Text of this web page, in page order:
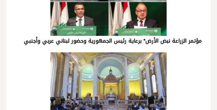
مؤتمر الزراعة نبض الأرض* برعاية رئيس الجمهورية وحضور لبناني عربي وأجنبي